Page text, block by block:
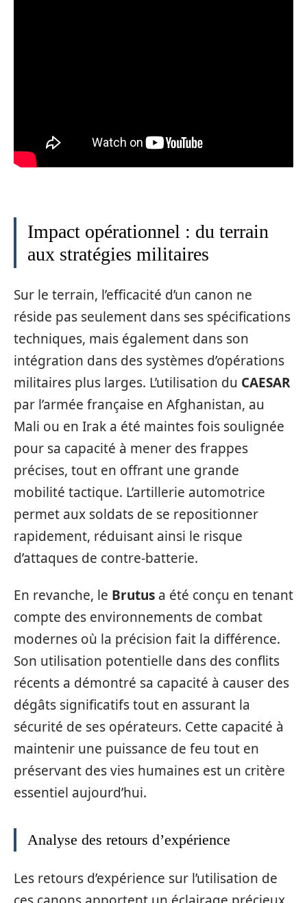
Impact opérationnel : du terrain
aux stratégies militaires
Sur le terrain, l’efficacité d’un canon ne
réside pas seulement dans ses spécifications
techniques, mais également dans son
intégration dans des systèmes d’opérations
militaires plus larges. L’utilisation du CAESAR
par l’armée française en Afghanistan, au
Mali ou en Irak a été maintes fois soulignée
pour sa capacité à mener des frappes
précises, tout en offrant une grande
mobilité tactique. L’artillerie automotrice
permet aux soldats de se repositionner
rapidement, réduisant ainsi le risque
d’attaques de contre-batterie.
En revanche, le Brutus a été conçu en tenant
compte des environnements de combat
modernes où la précision fait la différence.
Son utilisation potentielle dans des conflits
récents a démontré sa capacité à causer des
dégâts significatifs tout en assurant la
sécurité de ses opérateurs. Cette capacité à
maintenir une puissance de feu tout en
préservant des vies humaines est un critère
essentiel aujourd’hui.
Analyse des retours d’expérience
Les retours d’expérience sur l’utilisation de